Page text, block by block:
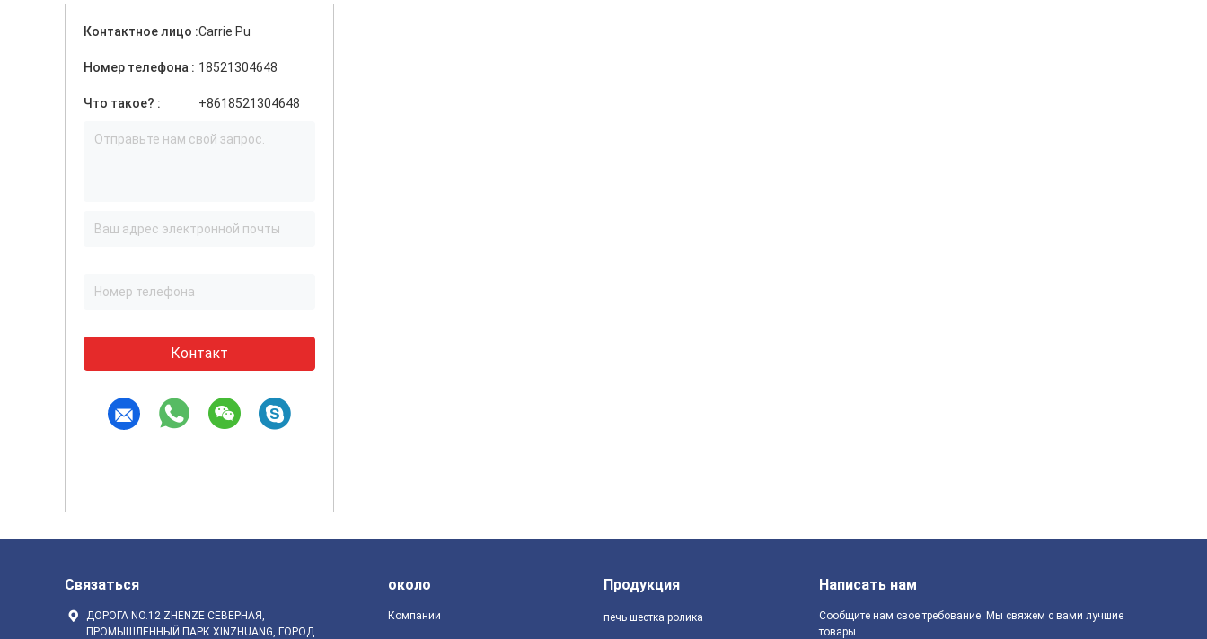
Контактное лицо :Carrie Pu
Номер телефона : 18521304648
Что такое? : +8618521304648
Контакт
Связаться
ДОРОГА NO.12 ZHENZE СЕВЕРНАЯ,
ПРОМЫШЛЕННЫЙ ПАРК XINZHUANG, ГОРОД
около
Компании
Продукция
печь шестка ролика
Написать нам
Сообщите нам свое требование. Мы свяжем с вами лучшие
товары.